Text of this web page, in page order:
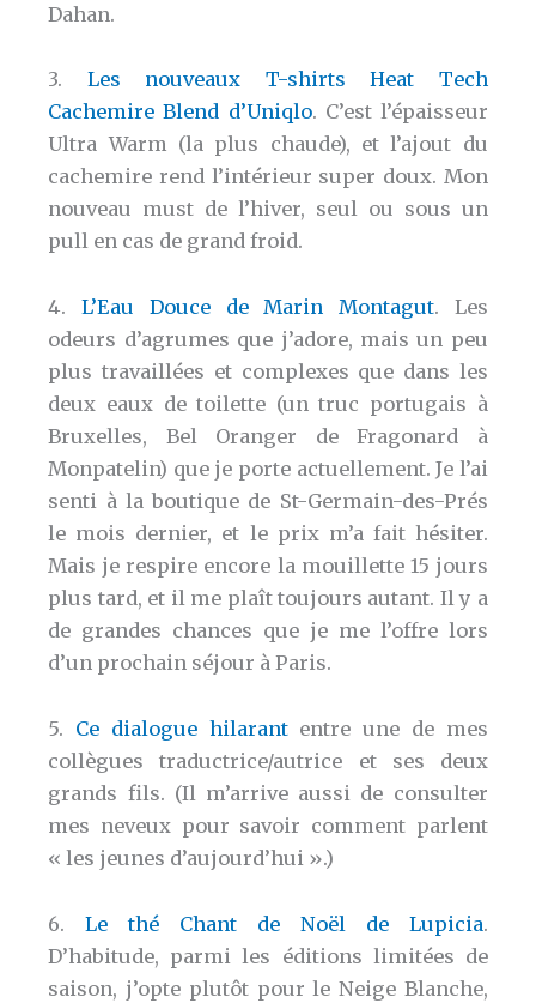
Dahan.
3. Les nouveaux T-shirts Heat Tech
Cachemire Blend d’Uniqlo. C’est l’épaisseur
Ultra Warm (la plus chaude), et l’ajout du
cachemire rend l’intérieur super doux. Mon
nouveau must de l’hiver, seul ou sous un
pull en cas de grand froid.
4.L’Eau Douce de Marin Montagut. Les
odeurs d’agrumes que j’adore, mais un peu
plus travaillées et complexes que dans les
deux eaux de toilette (un truc portugais à
Bruxelles, Bel Oranger de Fragonard à
Monpatelin) que je porte actuellement. Je l’ai
senti à la boutique de St-Germain-des-Prés
le mois dernier, et le prix m’a fait hésiter.
Mais je respire encore la mouillette 15 jours
plus tard, et il me plaît toujours autant. Il y a
de grandes chances que je me l’offre lors
d’un prochain séjour à Paris.
5. Ce dialogue hilarantentre une de mes
collègues traductrice/autrice et ses deux
grands fils. (Il m’arrive aussi de consulter
mes neveux pour savoir comment parlent
« les jeunes d’aujourd’hui ».)
6.Le thé Chant de Noël de Lupicia.
D’habitude, parmi les éditions limitées de
saison, j’opte plutôt pour le Neige Blanche,